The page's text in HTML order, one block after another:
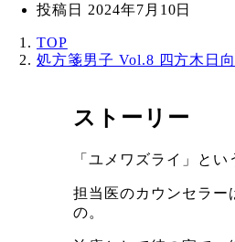
投稿日 2024年7月10日
TOP
処方箋男子 Vol.8 四方木日
ストーリー
「ユメワズライ」と
担当医のカウンセラー
の。